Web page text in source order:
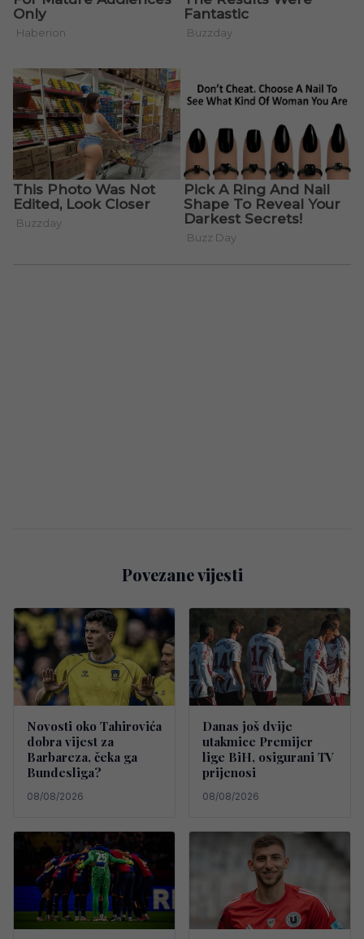
Povezane vijesti
Novosti oko Tahirovića
dobra vijest za
Barbareza, čeka ga
Bundesliga?
08/08/2026
Danas još dvije
utakmice Premijer
lige BiH, osigurani TV
prijenosi
08/08/2026